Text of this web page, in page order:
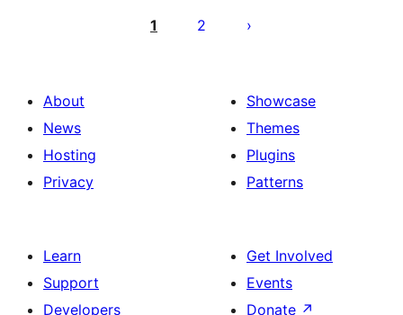
გვერდებათ
1 2
About
News
Hosting
Privacy
Showcase
Themes
Plugins
Patterns
Learn
Support
Developers
Get Involved
Events
Donate ↗